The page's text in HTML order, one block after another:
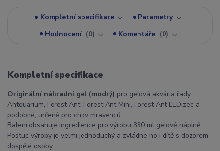
Kompletní specifikace
Parametry
Hodnocení
0 Komentáře 0
Kompletní specifikace
Originální náhradní gel (modrý) pro gelová akvária řady
Antquarium, Forest Ant, Forest Ant Mini, Forest Ant LEDized a
podobné, určené pro chov mravenců.
Balení obsahuje ingredience pro výrobu 330 ml gelové náplně.
Postup výroby je velmi jednoduchý a zvládne ho i dítě s dozorem
dospělé osoby.